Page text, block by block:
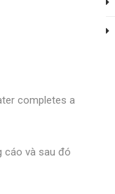
completes a
cáo và sau đó